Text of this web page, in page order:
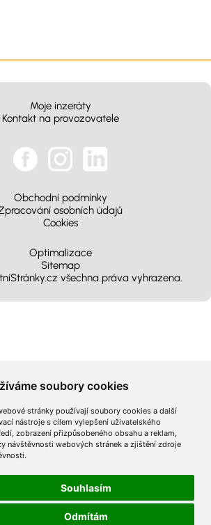
soubory cookies
stránky používají soubory cookies a další
nástroje s cílem vylepšení uživatelského
zobrazení přizpůsobeného obsahu a reklam,
návštěvnosti webových stránek a zjištění zdroje
Souhlasím
Odmítám
Moje inzeráty
Kontakt na provozovatele
Obchodní podmínky
osobních údajů
Cookies
Optimalizace
Sitemap
všechna práva vyhrazena.